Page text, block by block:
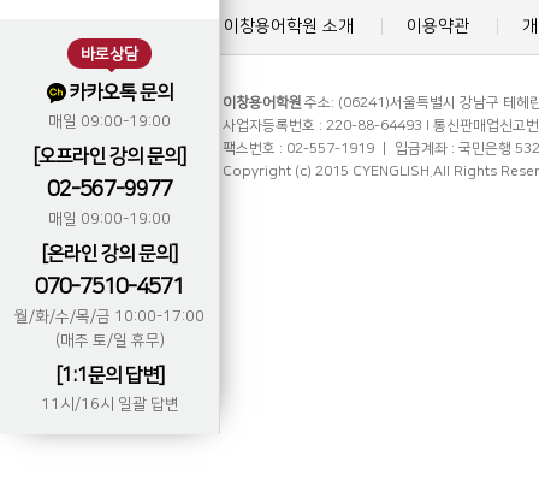
바로상담
카카오톡 문의
매일 09:00-19:00
[오프라인 강의 문의]
02-567-9977
매일 09:00-19:00
[온라인 강의 문의]
070-7510-4571
월/화/수/목/금 10:00-17:00
(매주 토/일 휴무)
[1:1문의 답변]
11시/16시 일괄 답변
이창용어학원 소개 이용약관
이창용어학원 주소: (06241)서울특별시 강남구 테헤
사업자등록번호 : 220-88-64493 l 통신판매업신고
팩스번호 : 02-557-1919 ㅣ 입금계좌 : 국민은행
Copyright (c) 2015 CYENGLISH.All Rights